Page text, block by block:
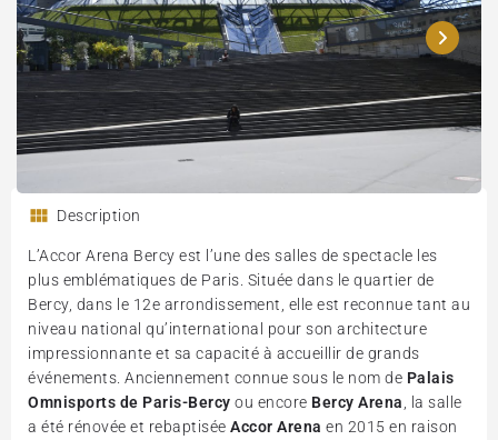
Accor Arena Bercy
Description
L’Accor Arena Bercy est l’une des salles de spectacle les
plus emblématiques de Paris. Située dans le quartier de
Bercy, dans le 12e arrondissement, elle est reconnue tant au
niveau national qu’international pour son architecture
impressionnante et sa capacité à accueillir de grands
événements. Anciennement connue sous le nom de Palais
Omnisports de Paris-Bercy ou encore Bercy Arena , la salle
a été rénovée et rebaptisée Accor Arena en 2015 en raison